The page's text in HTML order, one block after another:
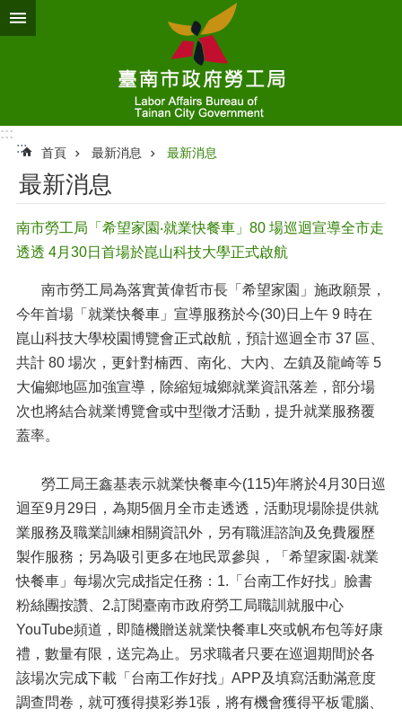
跳到主要內容區塊
:::
:::
首頁 最新消息 最新消息
最新消息
南市勞工局「希望家園‧就業快餐車」80 場巡迴宣導全市走
透透 4月30日首場於崑山科技大學正式啟航
南市勞工局為落實黃偉哲市長「希望家園」施政願景，
今年首場「就業快餐車」宣導服務於今(30)日上午 9 時在
崑山科技大學校園博覽會正式啟航，預計巡迴全市 37 區、
共計 80 場次，更針對楠西、南化、大內、左鎮及龍崎等 5
大偏鄉地區加強宣導，除縮短城鄉就業資訊落差，部分場
次也將結合就業博覽會或中型徵才活動，提升就業服務覆
蓋率。
勞工局王鑫基表示就業快餐車今(115)年將於4月30日巡
迴至9月29日，為期5個月全市走透透，活動現場除提供就
業服務及職業訓練相關資訊外，另有職涯諮詢及免費履歷
製作服務；另為吸引更多在地民眾參與，「希望家園‧就業
快餐車」每場次完成指定任務：1.「台南工作好找」臉書
粉絲團按讚、2.訂閱臺南市政府勞工局職訓就服中心
YouTube頻道，即隨機贈送就業快餐車L夾或帆布包等好康
禮，數量有限，送完為止。另求職者只要在巡迴期間於各
該場次完成下載「台南工作好找」APP及填寫活動滿意度
調查問卷，就可獲得摸彩券1張，將有機會獲得平板電腦、